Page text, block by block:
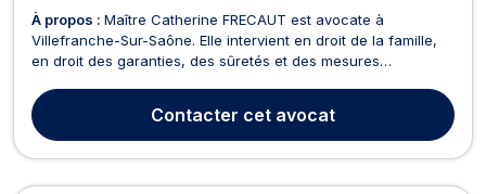
À propos : Maître Catherine FRECAUT est avocate à
Villefranche-Sur-Saône. Elle intervient en droit de la famille,
en droit des garanties, des sûretés et des mesures
FRECAUT vous propose conseils et assistance en droit de la
famille lors de problématiques telles que le divorce, ...
Contacter cet avocat